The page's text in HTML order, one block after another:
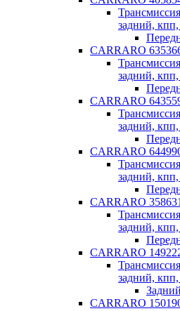
задний, кпп,
CARRARO
задний, кпп,
CARRARO
задний, кпп,
CARRARO
задний, кпп,
CARRARO 358631
задний, кпп,
CARRARO
задний, кпп,
CARRARO